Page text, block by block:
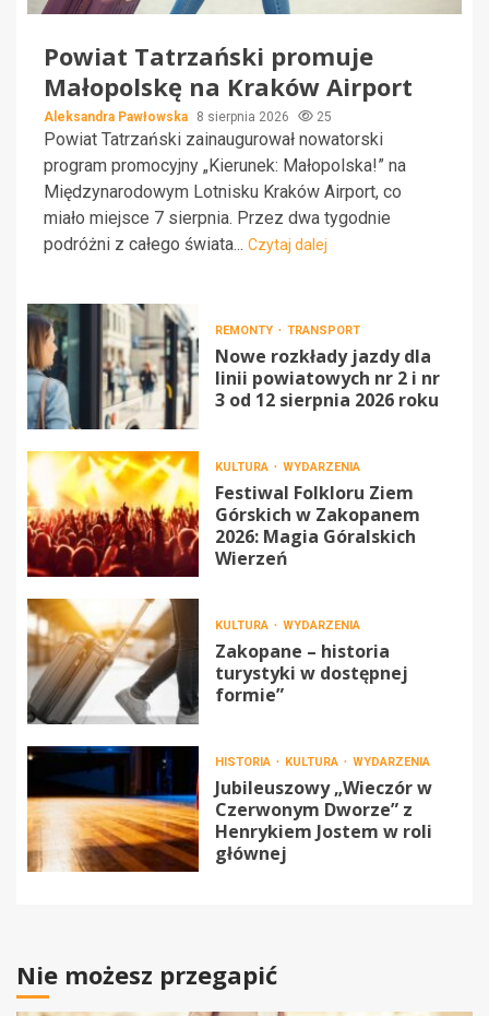
Powiat Tatrzański promuje
Małopolskę na Kraków Airport
Aleksandra Pawłowska 8 sierpnia 2026 25
Powiat Tatrzański zainaugurował nowatorski
program promocyjny „Kierunek: Małopolska!” na
Międzynarodowym Lotnisku Kraków Airport, co
miało miejsce 7 sierpnia. Przez dwa tygodnie
podróżni z całego świata... Czytaj dalej
REMONTY TRANSPORT
Nowe rozkłady jazdy dla
linii powiatowych nr 2 i nr
3 od 12 sierpnia 2026 roku
KULTURA WYDARZENIA
Festiwal Folkloru Ziem
Górskich w Zakopanem
2026: Magia Góralskich
Wierzeń
KULTURA WYDARZENIA
Zakopane – historia
turystyki w dostępnej
formie”
HISTORIA KULTURA WYDARZENIA
Jubileuszowy „Wieczór w
Czerwonym Dworze” z
Henrykiem Jostem w roli
głównej
Nie możesz przegapić